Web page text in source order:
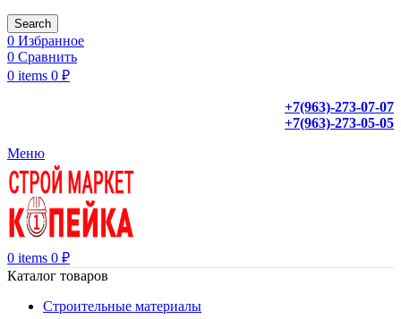
Search
0 Избранное
0 Сравнить
0 items 0 ₽
+7(963)-273-07-07
+7(963)-273-05-05
Меню
0 items 0 ₽
Каталог товаров
Строительные материалы